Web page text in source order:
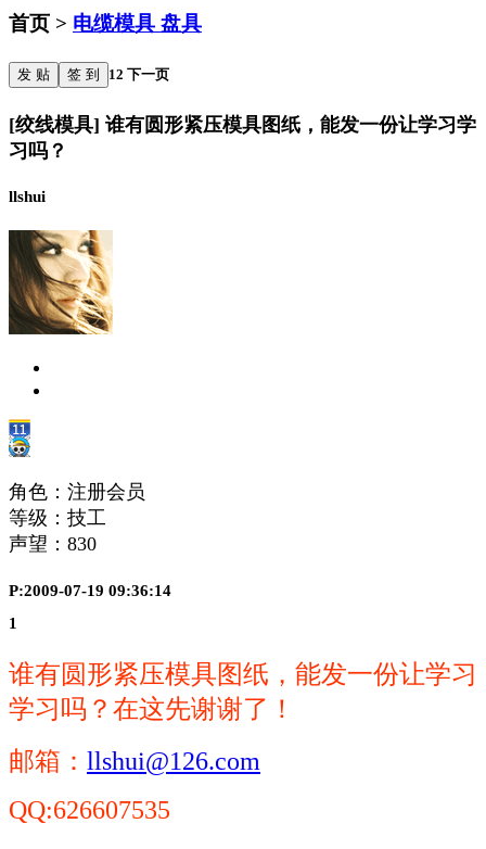
首页 > 电缆模具 盘具
发 贴 签 到 12 下一页
[绞线模具] 谁有圆形紧压模具图纸，能发一份让学习学
习吗？
llshui
角色：注册会员
等级：技工
声望： 830
P:2009-07-19 09:36:14
1
谁有圆形紧压模具图纸，能发一份让学习
学习吗？在这先谢谢了！
邮箱： llshui@126.com
QQ:626607535